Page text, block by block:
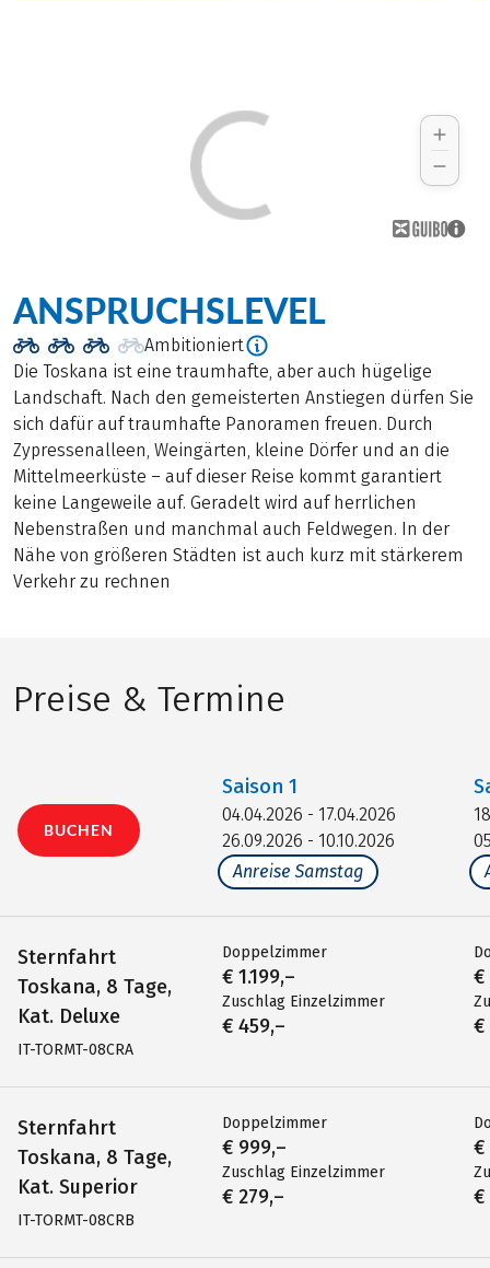
ANSPRUCHSLEVEL
Ambitioniert
Die Toskana ist eine traumhafte, aber auch hügelige
Landschaft. Nach den gemeisterten Anstiegen dürfen Sie
sich dafür auf traumhafte Panoramen freuen. Durch
Zypressenalleen, Weingärten, kleine Dörfer und an die
Mittelmeerküste – auf dieser Reise kommt garantiert
keine Langeweile auf. Geradelt wird auf herrlichen
Nebenstraßen und manchmal auch Feldwegen. In der
Nähe von größeren Städten ist auch kurz mit stärkerem
Verkehr zu rechnen
Preise & Termine
BUCHEN
Sternfahrt
Toskana, 8 Tage,
Kat. Deluxe
IT-TORMT-08CRA
Sternfahrt
Toskana, 8 Tage,
Kat. Superior
IT-TORMT-08CRB
Saison 1
04.04.2026 - 17.04.2026
26.09.2026 - 10.10.2026
Anreise Samstag
Doppelzimmer
€ 1.199,–
Zuschlag Einzelzimmer
€ 459,–
Doppelzimmer
€ 999,–
Zuschlag Einzelzimmer
€ 279,–
€
€
€
€